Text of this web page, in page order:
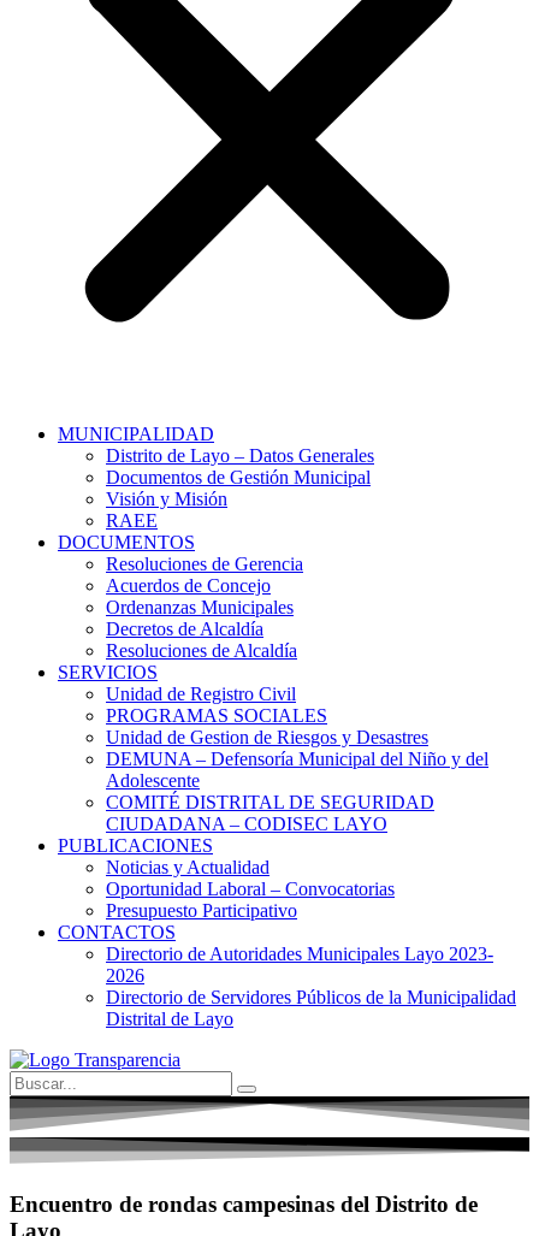
MUNICIPALIDAD
Distrito de Layo – Datos Generales
Documentos de Gestión Municipal
Visión y Misión
RAEE
DOCUMENTOS
Resoluciones de Gerencia
Acuerdos de Concejo
Ordenanzas Municipales
Decretos de Alcaldía
Resoluciones de Alcaldía
SERVICIOS
Unidad de Registro Civil
PROGRAMAS SOCIALES
Unidad de Gestion de Riesgos y Desastres
DEMUNA – Defensoría Municipal del Niño y del
Adolescente
COMITÉ DISTRITAL DE SEGURIDAD
CIUDADANA – CODISEC LAYO
PUBLICACIONES
Noticias y Actualidad
Oportunidad Laboral – Convocatorias
Presupuesto Participativo
CONTACTOS
Directorio de Autoridades Municipales Layo 2023-
2026
Directorio de Servidores Públicos de la Municipalidad
Distrital de Layo
Encuentro de rondas campesinas del Distrito de
Layo